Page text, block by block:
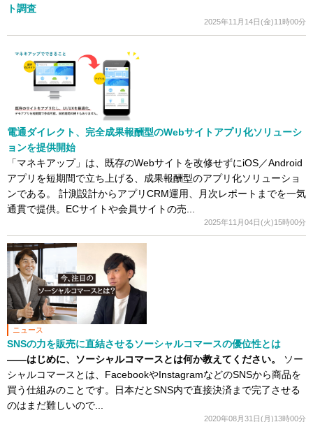
ト調査
2025年11月14日(金)11時00分
電通ダイレクト、完全成果報酬型のWebサイトアプリ化ソリューシ
ョンを提供開始
「マネキアップ」は、既存のWebサイトを改修せずにiOS／Android
アプリを短期間で立ち上げる、成果報酬型のアプリ化ソリューショ
ンである。 計測設計からアプリCRM運用、月次レポートまでを一気
通貫で提供。ECサイトや会員サイトの売...
2025年11月04日(火)15時00分
ニュース
SNSの力を販売に直結させるソーシャルコマースの優位性とは
――はじめに、ソーシャルコマースとは何か教えてください。
ソー
シャルコマースとは、FacebookやInstagramなどのSNSから商品を
買う仕組みのことです。日本だとSNS内で直接決済まで完了させる
のはまだ難しいので...
2020年08月31日(月)13時00分